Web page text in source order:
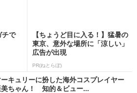
チで
【ちょうど目に入る！】猛暑の
東京、意外な場所に「涼しい」
広告が出現
PR(ねとらぼ)
キュリーに扮した海外コスプレイヤー
美ちゃん！ 知的＆ビュー...